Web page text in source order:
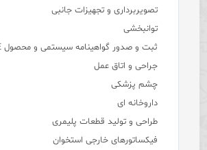
تصویربرداری و تجهیزات جانبی
توانبخشی
ثبت و صدور گواهینامه سیستمی و محصول ISO - CE
جراحی و اتاق عمل
چشم پزشکی
داروخانه ای
طراحی و تولید قطعات پلیمری
فیکساتورهای خارجی استخوان